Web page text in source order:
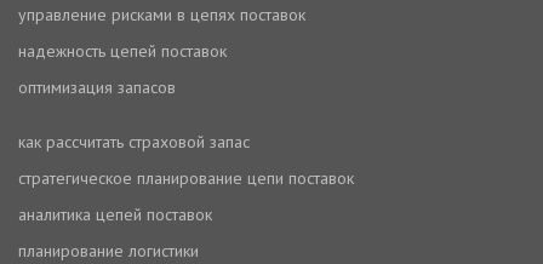
управление рисками в цепях поставок
надежность цепей поставок
оптимизация запасов
как рассчитать страховой запас
стратегическое планирование цепи поставок
аналитика цепей поставок
планирование логистики